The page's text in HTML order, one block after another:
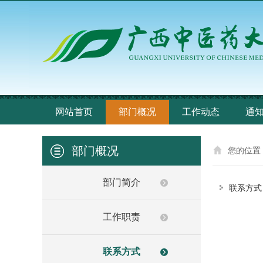
网站首页 部门概况 工作动态 通
部门概况
部门简介
工作职责
联系方式
您的位
联系方式